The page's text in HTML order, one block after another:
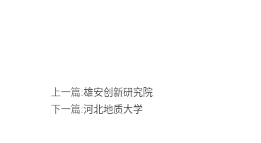
上一篇:雄安创新研究院
下一篇:河北地质大学